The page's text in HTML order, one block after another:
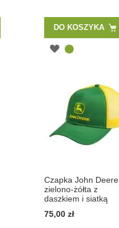
DO KOSZYKA
Czapka John Deere
zielono-żółta z
daszkiem i siatką
75,00 zł